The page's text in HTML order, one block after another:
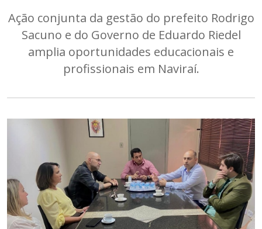
Ação conjunta da gestão do prefeito Rodrigo
Sacuno e do Governo de Eduardo Riedel
amplia oportunidades educacionais e
profissionais em Naviraí.